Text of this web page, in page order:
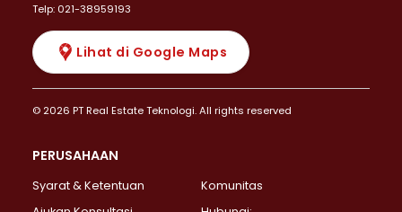
Telp: 021-38959193
Lihat di Google Maps
© 2026 PT Real Estate Teknologi. All rights reserved
PERUSAHAAN
Syarat & Ketentuan
Komunitas